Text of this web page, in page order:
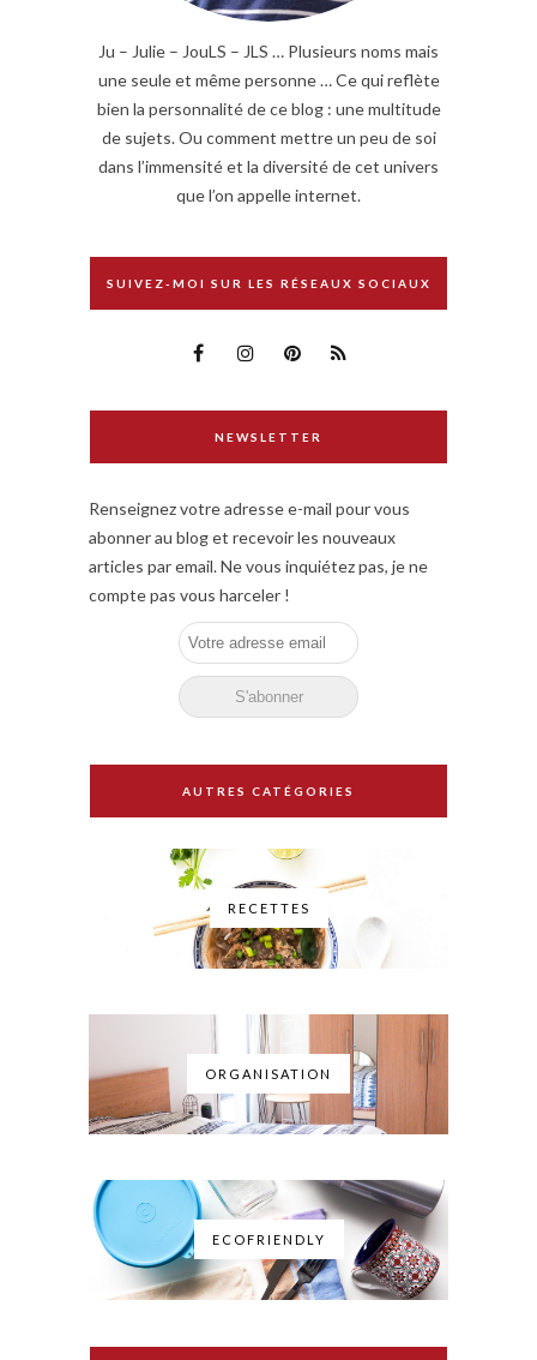
Ju – Julie – JouLS – JLS … Plusieurs noms mais
une seule et même personne … Ce qui reflète
bien la personnalité de ce blog : une multitude
de sujets. Ou comment mettre un peu de soi
dans l’immensité et la diversité de cet univers
que l’on appelle internet.
SUIVEZ-MOI SUR LES RÉSEAUX SOCIAUX
NEWSLETTER
Renseignez votre adresse e-mail pour vous
abonner au blog et recevoir les nouveaux
articles par email. Ne vous inquiétez pas, je ne
compte pas vous harceler !
AUTRES CATÉGORIES
RECETTES
ORGANISATION
ECOFRIENDLY